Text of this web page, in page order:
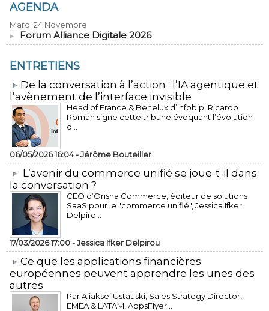
AGENDA
Mardi 24 Novembre
Forum Alliance Digitale 2026
ENTRETIENS
​De la conversation à l’action : l’IA agentique et
l’avènement de l’interface invisible
Head of France & Benelux d’Infobip, Ricardo
Roman signe cette tribune évoquant l’évolution
d...
06/05/2026 16:04 -Jérôme Bouteiller
L’avenir du commerce unifié se joue-t-il dans
la conversation ?
CEO d’Orisha Commerce, éditeur de solutions
SaaS pour le "commerce unifié", Jessica Ifker
Delpiro...
17/03/2026 17:00 -Jessica Ifker Delpirou
​Ce que les applications financières
européennes peuvent apprendre les unes des
autres
Par Aliaksei Ustauski, Sales Strategy Director,
EMEA & LATAM, AppsFlyer...